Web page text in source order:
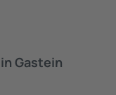
Gastein